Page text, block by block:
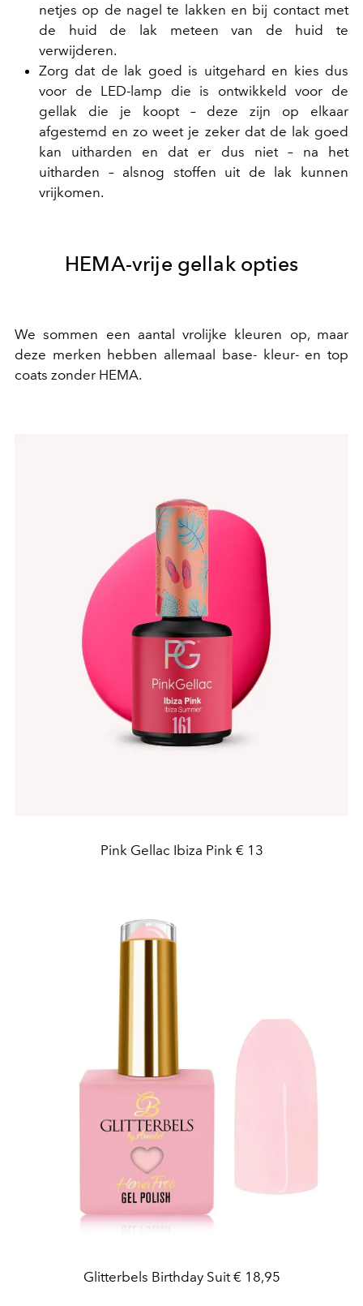
netjes op de nagel te lakken en bij contact met
de huid de lak meteen van de huid te
verwijderen.
Zorg dat de lak goed is uitgehard en kies dus
voor de LED-lamp die is ontwikkeld voor de
gellak die je koopt – deze zijn op elkaar
afgestemd en zo weet je zeker dat de lak goed
kan uitharden en dat er dus niet – na het
uitharden – alsnog stoffen uit de lak kunnen
vrijkomen.
HEMA-vrije gellak opties
We sommen een aantal vrolijke kleuren op, maar
deze merken hebben allemaal base- kleur- en top
coats zonder HEMA.
Pink Gellac Ibiza Pink € 13
Glitterbels Birthday Suit € 18,95